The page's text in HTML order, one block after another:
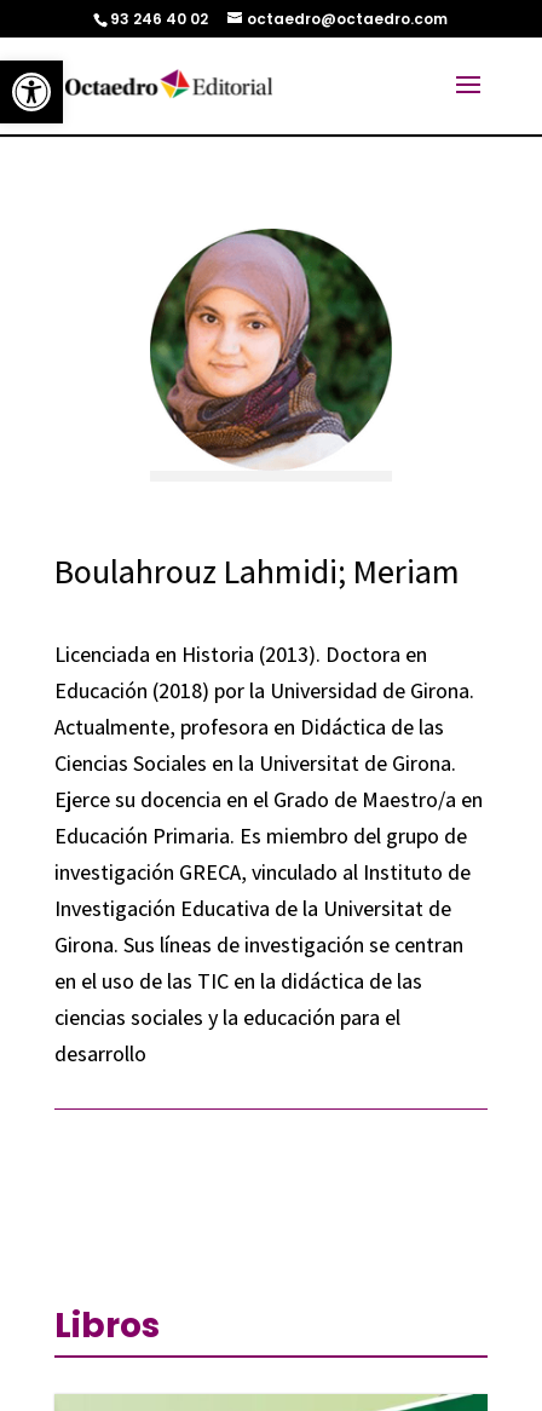
Abrir barra de herramientas
93 246 40 02 octaedro@octaedro.com
Boulahrouz Lahmidi; Meriam
Licenciada en Historia (2013). Doctora en
Educación (2018) por la Universidad de Girona.
Actualmente, profesora en Didáctica de las
Ciencias Sociales en la Universitat de Girona.
Ejerce su docencia en el Grado de Maestro/a en
Educación Primaria. Es miembro del grupo de
investigación GRECA, vinculado al Instituto de
Investigación Educativa de la Universitat de
Girona. Sus líneas de investigación se centran
en el uso de las TIC en la didáctica de las
ciencias sociales y la educación para el
desarrollo
Libros